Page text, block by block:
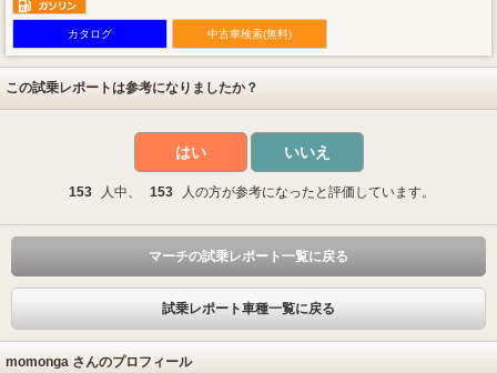
カタログ 中古車検索(無料)
この試乗レポートは参考になりましたか？
はい いいえ
153 人中、 153 人の方が参考になったと評価しています。
マーチの試乗レポート一覧に戻る
試乗レポート車種一覧に戻る
momonga さんのプロフィール